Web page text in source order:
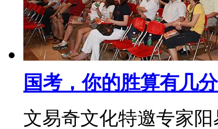
国考，你的胜算有几分
文易奇文化特邀专家